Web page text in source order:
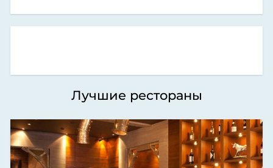
Лучшие рестораны